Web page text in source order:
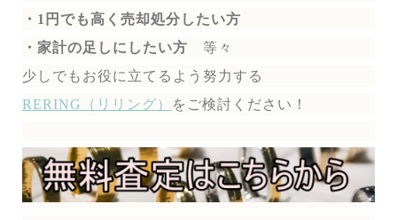
・1円でも高く売却処分したい方
・家計の足しにしたい方 等々
少しでもお役に立てるよう努力する
RERING（リリング）
を ご検討ください！